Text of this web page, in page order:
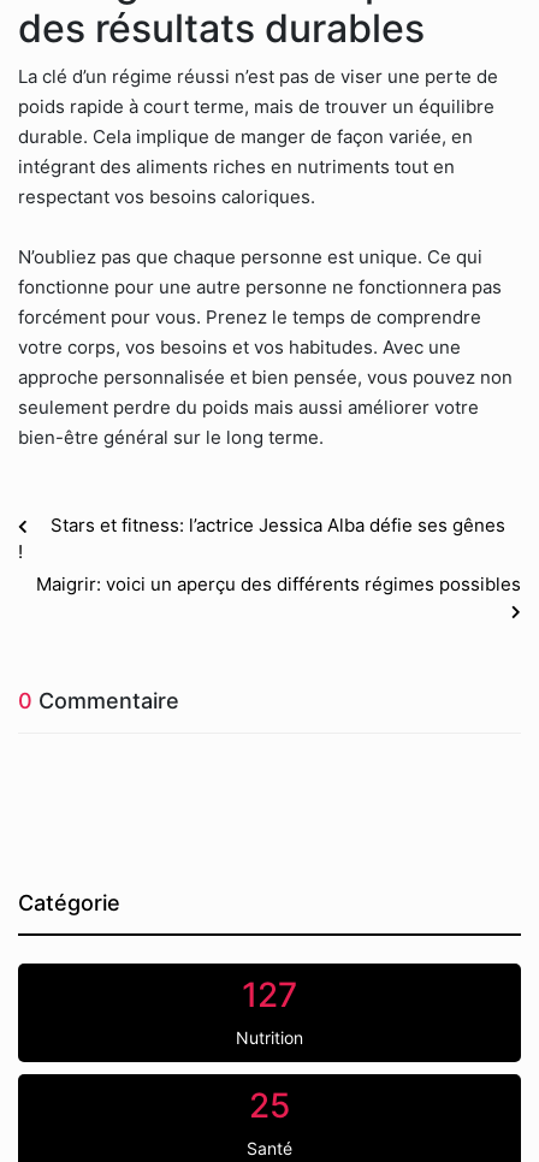
des résultats durables
La clé d’un régime réussi n’est pas de viser une perte de
poids rapide à court terme, mais de trouver un équilibre
durable. Cela implique de manger de façon variée, en
intégrant des aliments riches en nutriments tout en
respectant vos besoins caloriques.
N’oubliez pas que chaque personne est unique. Ce qui
fonctionne pour une autre personne ne fonctionnera pas
forcément pour vous. Prenez le temps de comprendre
votre corps, vos besoins et vos habitudes. Avec une
approche personnalisée et bien pensée, vous pouvez non
seulement perdre du poids mais aussi améliorer votre
bien-être général sur le long terme.
Stars et fitness: l’actrice Jessica Alba défie ses gênes
!
Maigrir: voici un aperçu des différents régimes possibles
0 Commentaire
Catégorie
127
Nutrition
25
Santé